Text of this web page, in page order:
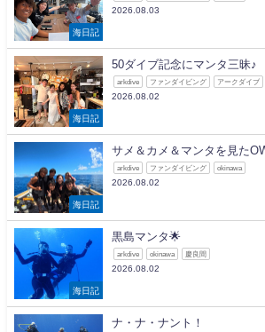
海日記
2026.08.03
海日記
50ダイブ記念にマンタ三昧♪
arkdive ファンダイビング アークダイブ
2026.08.02
海日記
サメ＆カメ＆マンタを見た
arkdive ファンダイビング okinawa
2026.08.02
海日記
黒島マンタ🌟
arkdive okinawa 慶良間
2026.08.02
ナ・ナ・ナント！